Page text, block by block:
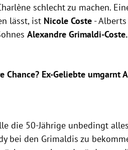
schlecht zu machen.
lässt, ist Nicole Coste -
Alexandre Grimaldi-Coste.
Chance? Ex-Geliebte umgarnt
die 50-Jährige unbedingt
bei den Grimaldis zu